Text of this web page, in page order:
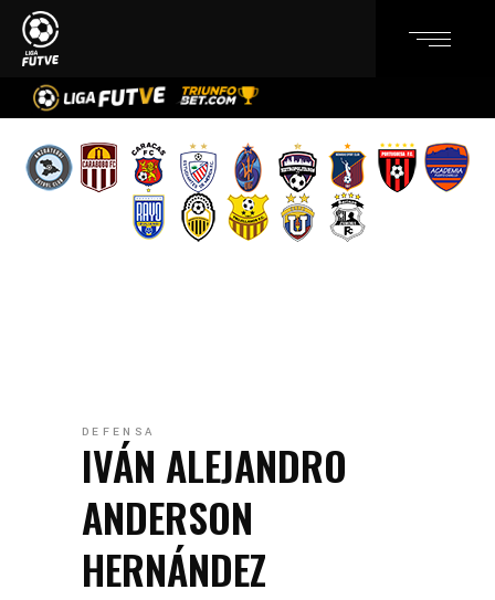
DEFENSA
IVÁN ALEJANDRO
ANDERSON
HERNÁNDEZ